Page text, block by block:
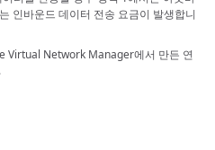
인바운드 데이터 전송 요금이 발생합니
Virtual Network Manager에서 만든 연